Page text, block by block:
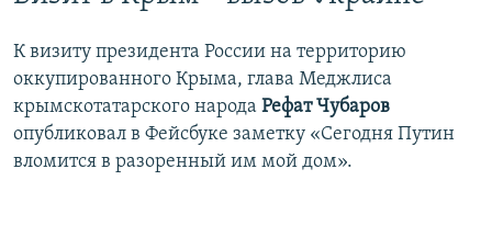
К визиту президента России на территорию
оккупированного Крыма, глава Меджлиса
крымскотатарского народа Рефат Чубаров
опубликовал в Фейсбуке заметку «Сегодня Путин
вломится в разоренный им мой дом».